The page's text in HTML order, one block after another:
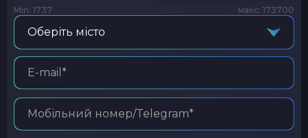
Min: 1737 макс: 173700
Оберіть місто